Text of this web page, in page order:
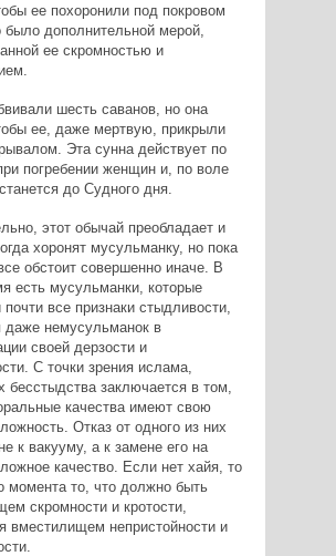
ее похоронили под покровом
было дополнительной мерой,
ее скромностью и
шесть саванов, но она
ее, даже мертвую, прикрыли
Эта сунна действует по
погребении женщин и, по воле
до Судного дня.
этот обычай преобладает и
хоронят мусульманку, но пока
обстоит совершенно иначе. В
есть мусульманки, которые
почти все признаки стыдливости,
даже немусульманок в
своей дерзости и
С точки зрения ислама,
бесстыдства заключается в том,
качества имеют свою
Отказ от одного из них
к вакууму, а к замене его на
качество. Если нет хайя, то
момента то, что должно быть
скромности и кротости,
вместилищем непристойности и